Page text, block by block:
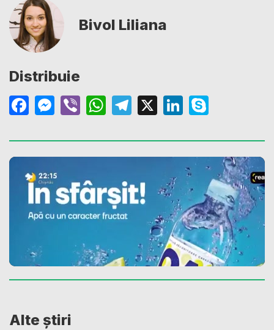
Bivol Liliana
Distribuie
Facebook
Messenger
ViberWhatsApp
Telegram
X LinkedIn
Alte știri